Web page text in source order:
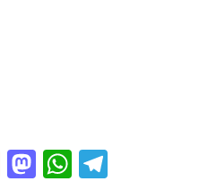
Reddit
Mastodon